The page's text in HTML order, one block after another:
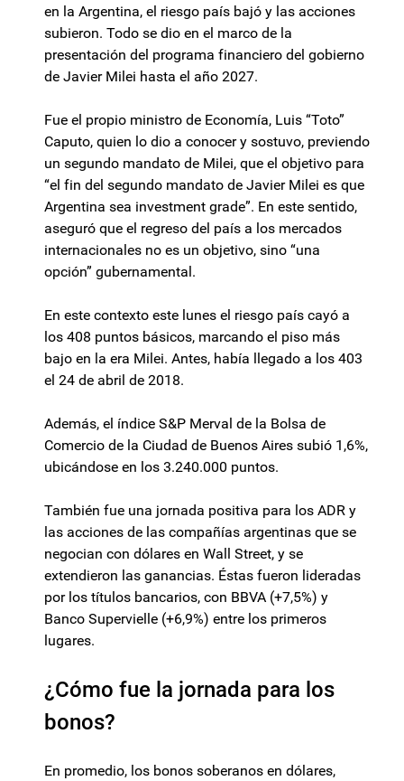
en la Argentina, el riesgo país bajó y las acciones
subieron. Todo se dio en el marco de la
presentación del programa financiero del gobierno
de Javier Milei hasta el año 2027.
Fue el propio ministro de Economía, Luis “Toto”
Caputo, quien lo dio a conocer y sostuvo, previendo
un segundo mandato de Milei, que el objetivo para
“el fin del segundo mandato de Javier Milei es que
Argentina sea investment grade”. En este sentido,
aseguró que el regreso del país a los mercados
internacionales no es un objetivo, sino “una
opción” gubernamental.
En este contexto este lunes el riesgo país cayó a
los 408 puntos básicos, marcando el piso más
bajo en la era Milei. Antes, había llegado a los 403
el 24 de abril de 2018.
Además, el índice S&P Merval de la Bolsa de
Comercio de la Ciudad de Buenos Aires subió 1,6%,
ubicándose en los 3.240.000 puntos.
También fue una jornada positiva para los ADR y
las acciones de las compañías argentinas que se
negocian con dólares en Wall Street, y se
extendieron las ganancias. Éstas fueron lideradas
por los títulos bancarios, con BBVA (+7,5%) y
Banco Supervielle (+6,9%) entre los primeros
lugares.
¿Cómo fue la jornada para los
bonos?
En promedio, los bonos soberanos en dólares,